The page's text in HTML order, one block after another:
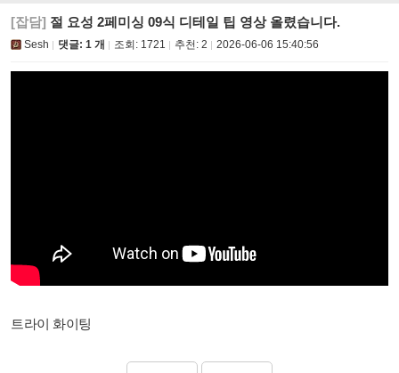
[잡담] 절 요성 2페미싱 09식 디테일 팁 영상 올렸습니다.
Sesh 댓글: 1 개 조회: 1721 추천: 2 2026-06-06 15:40:56
트라이 화이팅